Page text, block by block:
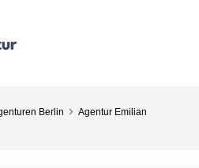
Berlin Agentur Emilian